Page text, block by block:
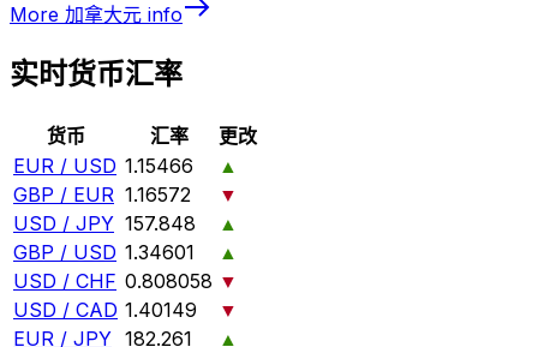
More 加拿大元 info
实时货币汇率
货币 汇率
更改
EUR / USD 1.15466
▲
GBP / EUR 1.16572
▼
USD / JPY 157.848
▲
GBP / USD 1.34601
▲
USD / CHF 0.808058 ▼
USD / CAD 1.40149
▼
EUR / JPY 182.261
▲